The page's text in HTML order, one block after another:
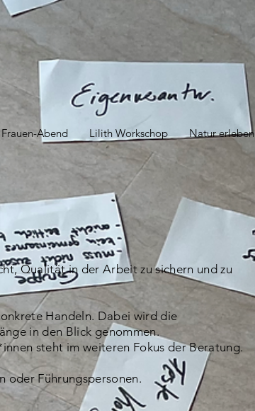
Frauen-Abend Lilith Workschop Natur erleben
Qualität in der Arbeit zu sichern und zu
Handeln. Dabei wird die
in den Blick genommen.
steht im weiteren Fokus der Beratung.
oder Führungspersonen.